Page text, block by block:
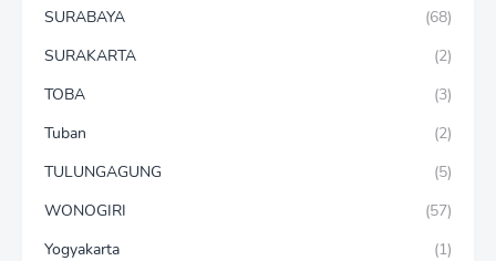
SURABAYA
(68)
SURAKARTA
(2)
TOBA
(3)
Tuban
(2)
TULUNGAGUNG
(5)
WONOGIRI
(57)
Yogyakarta
(1)